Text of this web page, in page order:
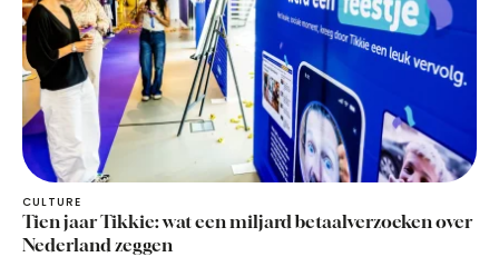
CULTURE
Tien jaar Tikkie: wat een miljard betaalverzoeken over
Nederland zeggen